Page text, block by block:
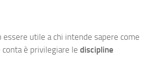
essere utile a chi intende sapere come
conta è privilegiare le discipline